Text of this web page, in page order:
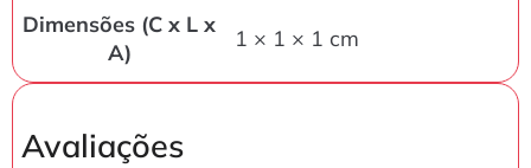
Dimensões (C x L x
A)
1 × 1 × 1 cm
Avaliações